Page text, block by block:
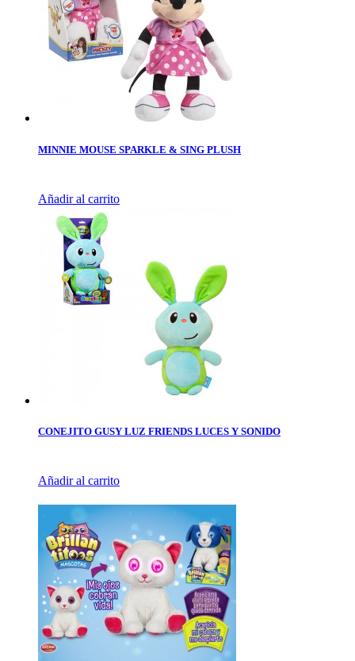
MINNIE MOUSE SPARKLE & SING PLUSH
Añadir al carrito
CONEJITO GUSY LUZ FRIENDS LUCES Y SONIDO
Añadir al carrito